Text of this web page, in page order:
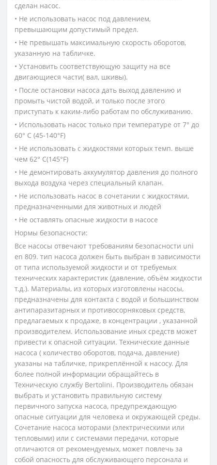
сделан насос.
• Не использовать насос под давлением,
превышающим допустимый предел.
• Не превышать максимальную скорость оборотов,
указанную на табличке.
• Установить соответствующую защиту на все
двигающиеся части( вал, шкивы).
• После остановки насоса дать выход давлению и
промыть чистой водой, и только после этого
приступать к каким-либо работам по обслуживанию.
• Использовать насос только при температуре от 7° до
60° С (45-140°F)
• Не использовать с жидкостями которых темп. выше
чем 62° C(145°F)
• Не демонтировать аккумулятор давления до полного
выхода воздуха через специальный клапан.
• Не использовать насос в сочетании с жидкостями,
предназначенными для животных и людей
• Не оставлять опасные жидкости в насосе
Нормы безопасности:
Все насосы отвечают требованиям безопасности uni
en 809. тип насоса должен быть выбран в зависимости
от типа используемой жидкости и от требуемых
технических характеристик (давление, объём жидкости
т.д.). Материалы, из которых изготовлены насосы,
предназначены для контакта с водой и большинством
антипаразитарных и противосорняковых средств,
предлагаемых к продаже, в концентрации , указанной
производителем. Использование иных средств может
привести к опасной ситуации. Технические данные
насоса ( количество оборотов, подача, давление)
указаны на табличке, прикреплённой к насосу. Для
более полной информации обращайтесь в
Техническую службу Bertolini. Производитель обязан
выбрать и установить правильную систему
первичного запуска насоса, предупреждающую
опасные ситуации для человека и окружающей среды.
Сочетание насоса моторами (электрическими или
тепловыми) или с системами передачи, которые
отличаются от рекомендуемых, может повлечь за
собой опасность для обслуживающего персонала и